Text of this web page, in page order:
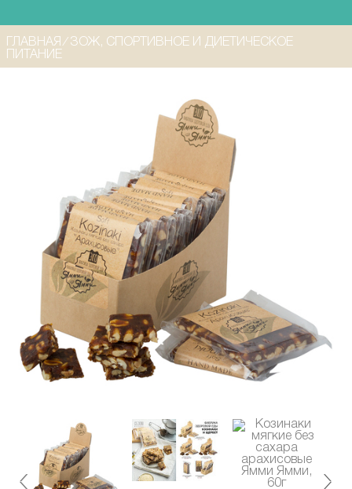
ГЛАВНАЯ ⁄ ЗОЖ, СПОРТИВНОЕ И ДИЕТИЧЕСКОЕ
ПИТАНИЕ